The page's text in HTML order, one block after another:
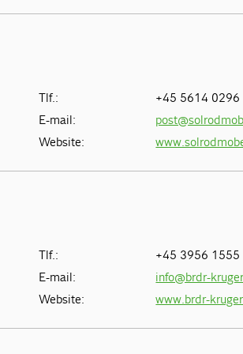
Tlf.:
+45 5614 0296
E-mail:
Website:
Tlf.:
+45 3956 1555
E-mail:
info@brdr-
Website:
www.brdr-